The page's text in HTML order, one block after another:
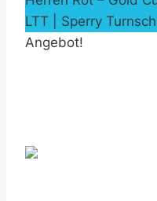
LTT | Sperry
Angebot!